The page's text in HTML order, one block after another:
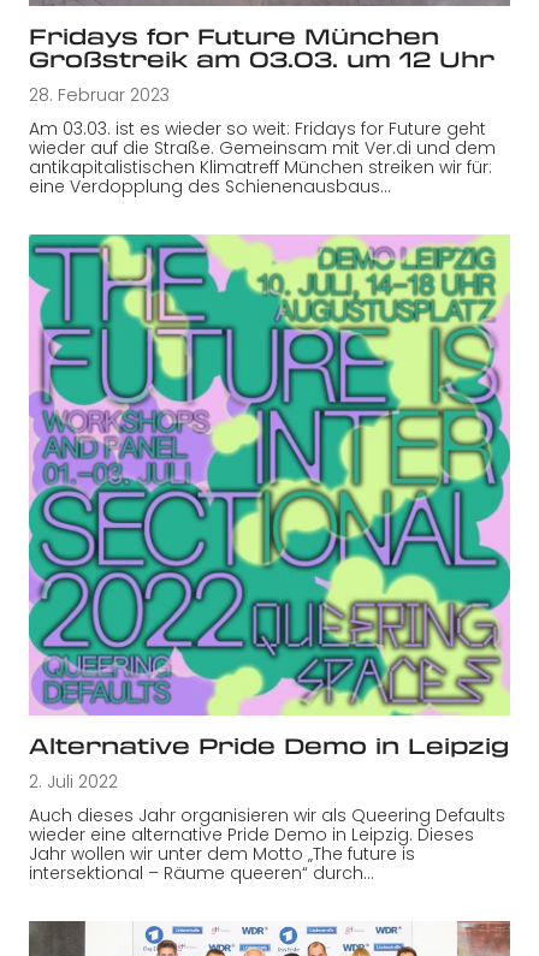
Fridays for Future München
Großstreik am 03.03. um 12 Uhr
28. Februar 2023
Am 03.03. ist es wieder so weit: Fridays for Future geht
wieder auf die Straße. Gemeinsam mit Ver.di und dem
antikapitalistischen Klimatreff München streiken wir für:
eine Verdopplung des Schienenausbaus…
Alternative Pride Demo in Leipzig
2. Juli 2022
Auch dieses Jahr organisieren wir als Queering Defaults
wieder eine alternative Pride Demo in Leipzig. Dieses
Jahr wollen wir unter dem Motto „The future is
intersektional – Räume queeren“ durch…